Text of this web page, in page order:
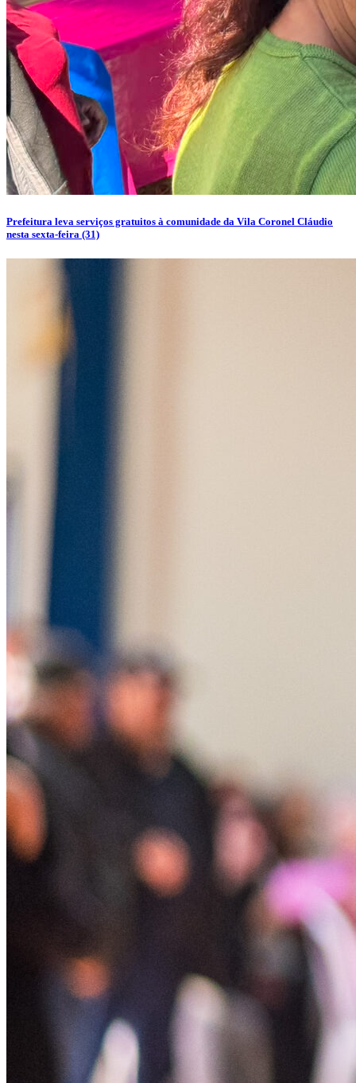
Prefeitura leva serviços gratuitos à comunidade da Vila Coronel Cláudio
nesta sexta-feira (31)